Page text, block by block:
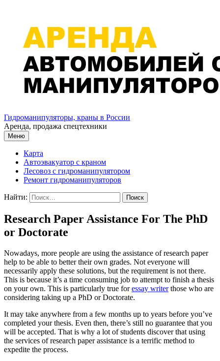
Гидроманипуляторы, краны в России
Аренда, продажа спецтехники
Меню
Карта
Автоэвакуатор с краном
Лесовоз с гидроманипулятором
Ремонт гидроманипуляторов
Найти:
Research Paper Assistance For The PhD
or Doctorate
Nowadays, more people are using the assistance of research paper
help to be able to better their own grades. Not everyone will
necessarily apply these solutions, but the requirement is not there.
This is because it’s a time consuming job to attempt to finish a thesis
on your own. This is particularly true foressay writerthose who are
considering taking up a PhD or Doctorate.
It may take anywhere from a few months up to years before you’ve
completed your thesis. Even then, there’s still no guarantee that you
will be accepted. That is why a lot of students discover that using
the services of research paper assistance is a terrific method to
expedite the process.